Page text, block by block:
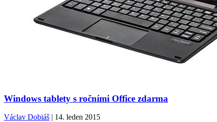
Windows tablety s ročními Office zdarma
Václav Dobiáš | 14. leden 2015